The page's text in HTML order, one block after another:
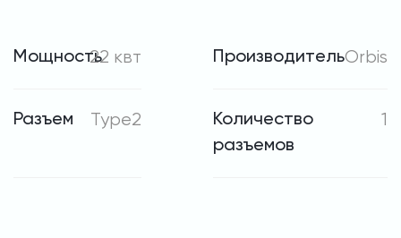
Мощность22 квт ПроизводительOrbis
Разъем Type2
Количество
разъемов
1